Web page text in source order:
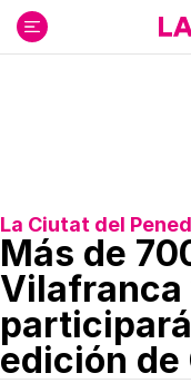
contenido
La Ciutat del
Más de
Vilafranca
edición de